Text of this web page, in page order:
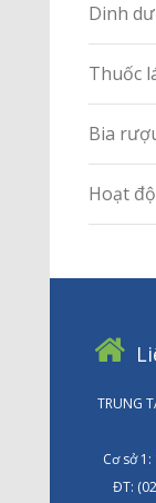
Dinh
Thuốc
Bia
Hoạt
TRUNG
Cơ sở
ĐT: